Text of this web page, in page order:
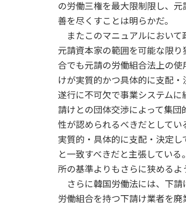
の労働三権を最大限制限し、
善を尽くすことは明らかだ。
またこのマニュアルにおいて
元請資本家の範囲を可能な限
合でも元請の労働組合法上の
けが実質的かつ具体的に支配
遂行に不可欠で事業システム
請けとの団体交渉によって集
性が認められるべきだとして
実質的・具体的に支配・決定
と一致すべきだと主張してい
所の基準よりもさらに狭めるよ
さらに韓国労働法には、下請
労働組合を持つ下請け業者を